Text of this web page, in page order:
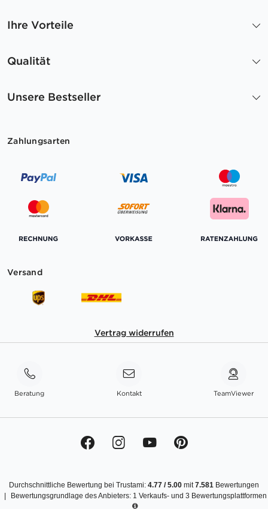
Ihre Vorteile
Qualität
Unsere Bestseller
Zahlungsarten
Versand
Vertrag widerrufen
Beratung Kontakt TeamViewer
Durchschnittliche Bewertung bei Trustami: 4.77 /5.00 mit7.581 Bewertungen
Bewertungsgrundlage des Anbieters: 1 Verkaufs- und 3 Bewertungsplattformen